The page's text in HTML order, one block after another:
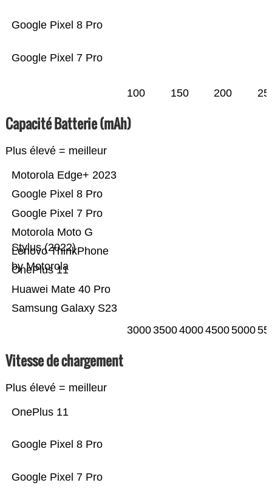
Google Pixel 7 Pro
Google Pixel 8 Pro
100 150 200
Capacité Batterie (mAh)
Plus élevé = meilleur
Samsung Galaxy S23
Huawei Mate 40 Pro
OnePlus 11
Lenovo ThinkPhone
by Motorola
Motorola Moto G
Stylus (2022)
Google Pixel 7 Pro
Google Pixel 8 Pro
Motorola Edge+ 2023
30003500400045005000
Vitesse de chargement
Plus élevé = meilleur
Google Pixel 7 Pro
Google Pixel 8 Pro
OnePlus 11